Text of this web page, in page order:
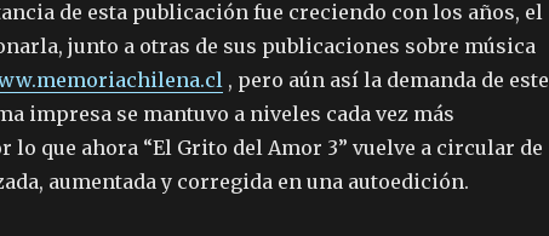
de esta publicación fue creciendo con los años, el
junto a otras de sus publicaciones sobre música
, pero aún así la demanda de este
impresa se mantuvo a niveles cada vez más
lo que ahora “El Grito del Amor 3” vuelve a circular de
aumentada y corregida en una autoedición.